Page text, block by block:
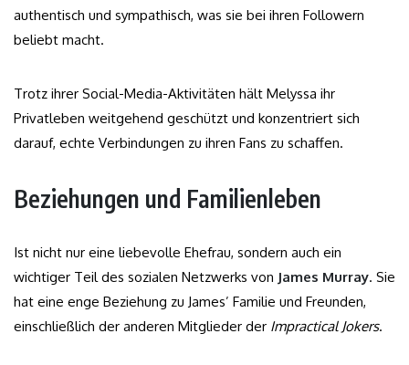
authentisch und sympathisch, was sie bei ihren Followern
beliebt macht.
Trotz ihrer Social-Media-Aktivitäten hält Melyssa ihr
Privatleben weitgehend geschützt und konzentriert sich
darauf, echte Verbindungen zu ihren Fans zu schaffen.
Beziehungen und Familienleben
Ist nicht nur eine liebevolle Ehefrau, sondern auch ein
wichtiger Teil des sozialen Netzwerks von James Murray. Sie
hat eine enge Beziehung zu James’ Familie und Freunden,
einschließlich der anderen Mitglieder der Impractical Jokers.